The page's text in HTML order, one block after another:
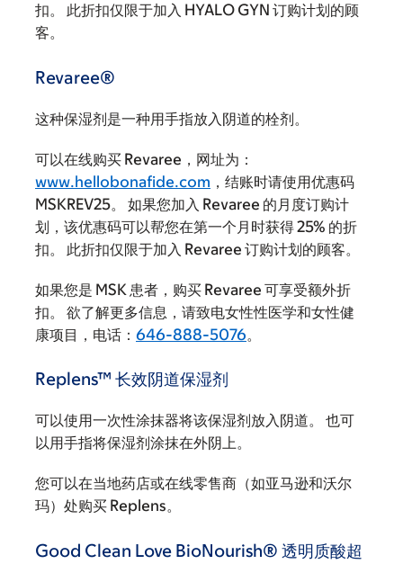
扣。 此折扣仅限于加入 HYALO GYN 订购计划的顾
客。
Revaree®
这种保湿剂是一种用手指放入阴道的栓剂。
可以在线购买 Revaree，网址为：
www.hellobonafide.com ，结账时请使用优惠码
MSKREV25。 如果您加入 Revaree 的月度订购计
划，该优惠码可以帮您在第一个月时获得 25% 的折
扣。 此折扣仅限于加入 Revaree 订购计划的顾客。
如果您是 MSK 患者，购买 Revaree 可享受额外折
扣。 欲了解更多信息，请致电女性性医学和女性健
康项目，电话： 646-888-5076。
Replens™ 长效阴道保湿剂
可以使用一次性涂抹器将该保湿剂放入阴道。 也可
以用手指将保湿剂涂抹在外阴上。
您可以在当地药店或在线零售商（如亚马逊和沃尔
玛）处购买 Replens。
Good Clean Love BioNourish® 透明质酸超